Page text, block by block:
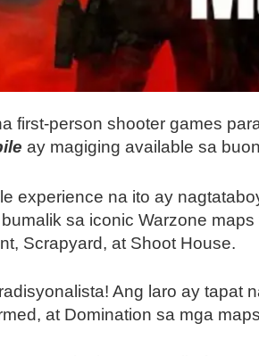
first-person shooter games
ay magiging available sa
experience na ito ay
sa iconic Warzone
Scrapyard, at Shoot House.
Ang laro ay tapat
at Domination sa mga